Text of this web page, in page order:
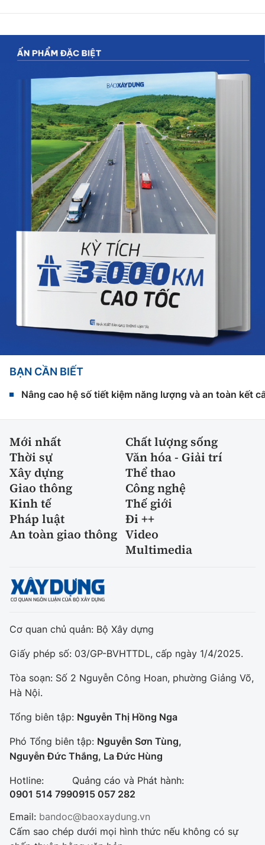
BẠN CẦN BIẾT
Nâng cao hệ số tiết kiệm năng lượng và an toàn kết
Mới nhất
Chất lượng sống
Thời sự
Văn hóa - Giải trí
Xây dựng
Thể thao
Giao thông
Công nghệ
Kinh tế
Thế giới
Pháp luật
Đi ++
An toàn giao thông Video
Multimedia
Cơ quan chủ quản: Bộ Xây dựng
Giấy phép số: 03/GP-BVHTTDL, cấp ngày 1/4/2025.
Tòa soạn: Số 2 Nguyễn Công Hoan, phường Giảng Võ,
Hà Nội.
Tổng biên tập: Nguyễn Thị Hồng Nga
Phó Tổng biên tập: Nguyễn Sơn Tùng,
Nguyễn Đức Thắng, La Đức Hùng
Hotline:
0901 514 799
Quảng cáo và Phát hành:
0915 057 282
Email: bandoc@baoxaydung.vn
Cấm sao chép dưới mọi hình thức nếu không có sự